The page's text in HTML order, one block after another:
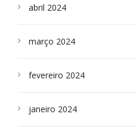
abril 2024
março 2024
fevereiro 2024
janeiro 2024